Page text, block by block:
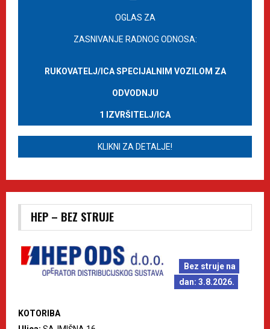
OGLAS ZA
ZASNIVANJE RADNOG ODNOSA:
RUKOVATELJ/ICA SPECIJALNIM VOZILOM ZA
ODVODNJU
1 IZVRŠITELJ/ICA
KLIKNI ZA DETALJE!
HEP – BEZ STRUJE
Bez struje na
dan: 3.8.2026.
KOTORIBA